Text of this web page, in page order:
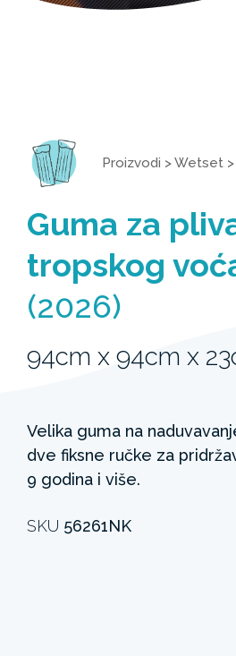
Proizvodi >Wetset >
Guma za
tropskog
(2026)
94cm x 94cm x
Velika guma na
dve fiksne ručke za
9 godina i više.
SKU 56261NK